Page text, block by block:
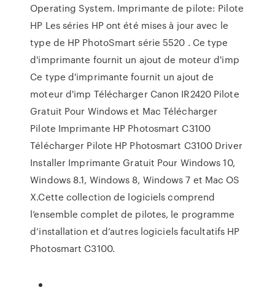
Operating System. Imprimante de pilote: Pilote
HP Les séries HP ont été mises à jour avec le
type de HP PhotoSmart série 5520 . Ce type
d'imprimante fournit un ajout de moteur d'imp
Ce type d'imprimante fournit un ajout de
moteur d'imp Télécharger Canon IR2420 Pilote
Gratuit Pour Windows et Mac Télécharger
Pilote Imprimante HP Photosmart C3100
Télécharger Pilote HP Photosmart C3100 Driver
Installer Imprimante Gratuit Pour Windows 10,
Windows 8.1, Windows 8, Windows 7 et Mac OS
X.Cette collection de logiciels comprend
l’ensemble complet de pilotes, le programme
d’installation et d’autres logiciels facultatifs HP
Photosmart C3100.